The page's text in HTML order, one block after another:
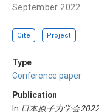
September 2022
Cite Project
Type
Conference paper
Publication
In 日本原子力学会